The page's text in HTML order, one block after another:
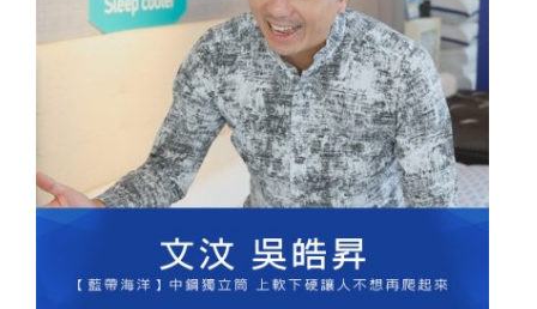
門市在這裡
好評推薦
品質嚴選